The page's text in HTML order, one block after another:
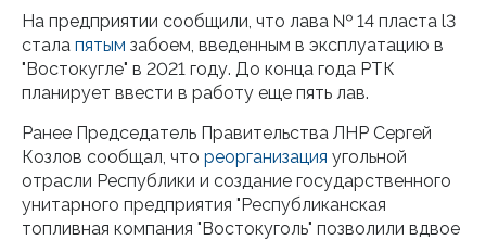
На предприятии сообщили, что лава № 14 пласта l3
стала пятым забоем, введенным в эксплуатацию в
"Востокугле" в 2021 году. До конца года РТК
планирует ввести в работу еще пять лав.
Ранее Председатель Правительства ЛНР Сергей
Козлов сообщал, что реорганизация угольной
отрасли Республики и создание государственного
унитарного предприятия "Республиканская
топливная компания "Востокуголь" позволили вдвое